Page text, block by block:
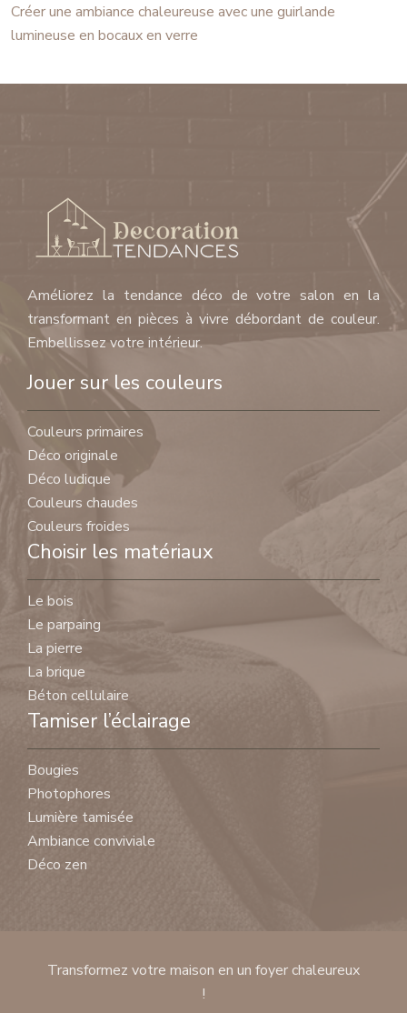
Créer une ambiance chaleureuse avec une guirlande
lumineuse en bocaux en verre
Améliorez la tendance déco de votre salon en la
transformant en pièces à vivre débordant de couleur.
Embellissez votre intérieur.
Jouer sur les couleurs
Couleurs primaires
Déco originale
Déco ludique
Couleurs chaudes
Couleurs froides
Choisir les matériaux
Le bois
Le parpaing
La pierre
La brique
Béton cellulaire
Tamiser l’éclairage
Bougies
Photophores
Lumière tamisée
Ambiance conviviale
Déco zen
Transformez votre maison en un foyer chaleureux
!